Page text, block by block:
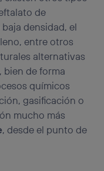
de
densidad, el
entre otros
alternativas
bien de forma
químicos
gasificación o
mucho más
, desde el punto de